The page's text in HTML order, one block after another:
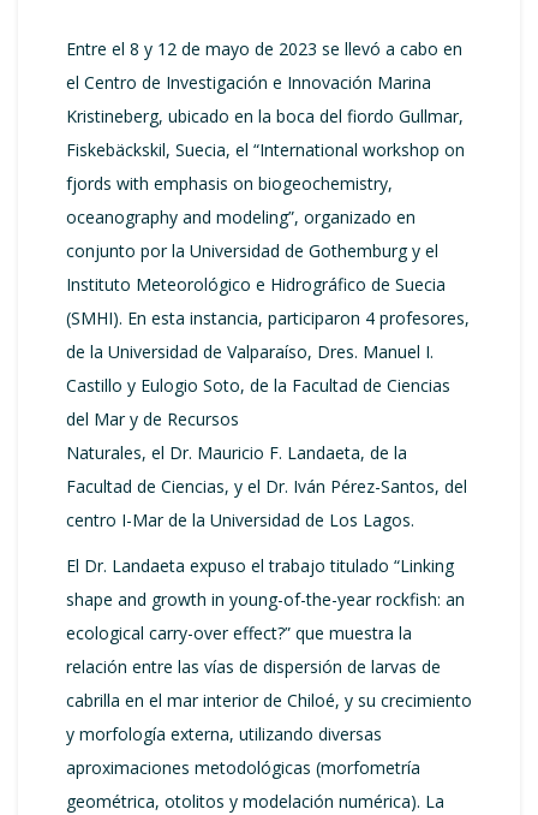
Entre el 8 y 12 de mayo de 2023 se llevó a cabo en
el Centro de Investigación e Innovación Marina
Kristineberg, ubicado en la boca del fiordo Gullmar,
Fiskebäckskil, Suecia, el “International workshop on
fjords with emphasis on biogeochemistry,
oceanography and modeling”, organizado en
conjunto por la Universidad de Gothemburg y el
Instituto Meteorológico e Hidrográfico de Suecia
(SMHI). En esta instancia, participaron 4 profesores,
de la Universidad de Valparaíso, Dres. Manuel I.
Castillo y Eulogio Soto, de la Facultad de Ciencias
del Mar y de Recursos
Naturales, el Dr. Mauricio F. Landaeta, de la
Facultad de Ciencias, y el Dr. Iván Pérez-Santos, del
centro I-Mar de la Universidad de Los Lagos.
El Dr. Landaeta expuso el trabajo titulado “Linking
shape and growth in young-of-the-year rockfish: an
ecological carry-over effect?” que muestra la
relación entre las vías de dispersión de larvas de
cabrilla en el mar interior de Chiloé, y su crecimiento
y morfología externa, utilizando diversas
aproximaciones metodológicas (morfometría
geométrica, otolitos y modelación numérica). La